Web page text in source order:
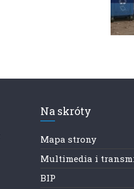
Na skróty
Mapa strony
Multimedia i
BIP